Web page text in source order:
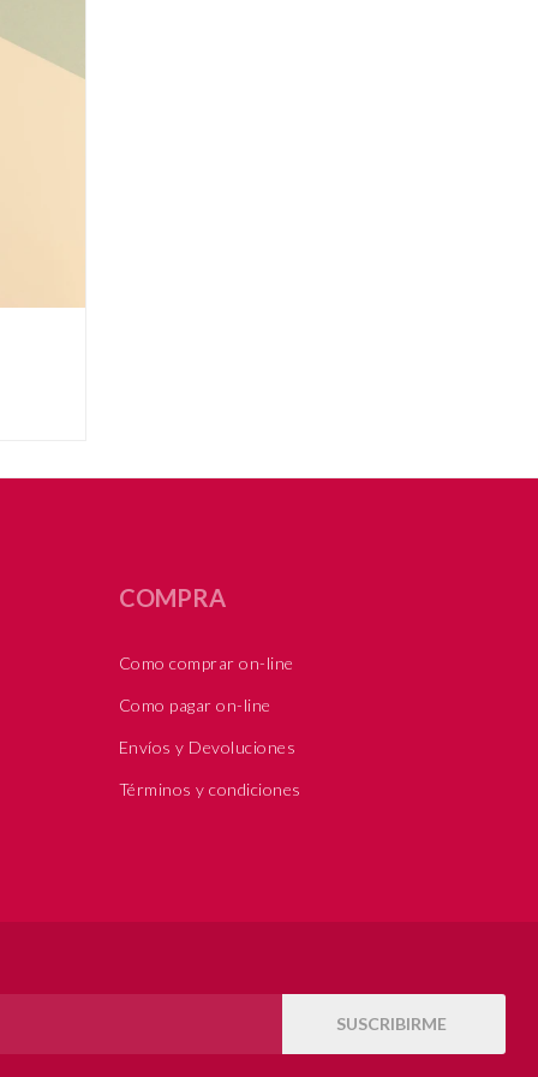
SUSCRIBIRME
COMPRA
Como comprar on-line
Como pagar on-line
Envíos y Devoluciones
Términos y condiciones